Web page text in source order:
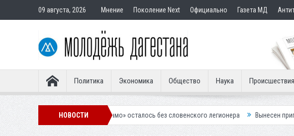
09 августа, 2026 Мнение Поколение Next Официально Газета МД
Политика Экономика Общество Наука Происшествия
НОВОСТИ
«Динамо» осталось без словенского легионера Вынесен приговор по делу о